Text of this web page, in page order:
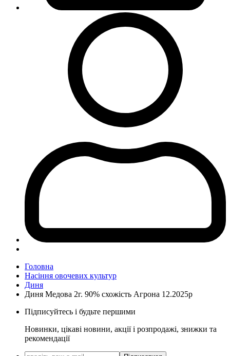
Головна
Насіння овочевих культур
Диня
Диня Медова 2г. 90% схожість Агрона 12.2025р
Підписуйтесь і будьте першими
Новинки, цікаві новини, акції і розпродажі, знижки та
рекомендації